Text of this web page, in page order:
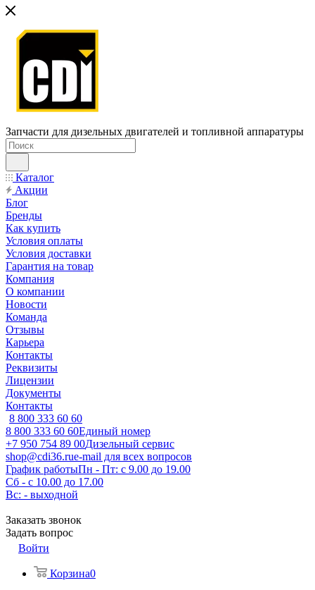
Запчасти для дизельных двигателей и топливной аппаратуры
Каталог
Акции
Блог
Бренды
Как купить
Условия оплаты
Условия доставки
Гарантия на товар
Компания
О компании
Новости
Команда
Отзывы
Карьера
Контакты
Реквизиты
Лицензии
Документы
Контакты
8 800 333 60 60
8 800 333 60 60Единый номер
+7 950 754 89 00Дизельный сервис
shop@cdi36.rue-mail для всех вопросов
График работыПн - Пт: с 9.00 до 19.00
Сб - с 10.00 до 17.00
Вс: - выходной
Заказать звонок
Задать вопрос
Войти
Корзина0